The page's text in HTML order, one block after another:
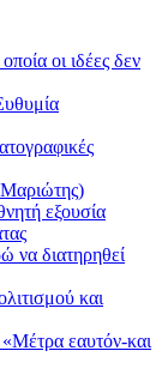
οι ιδέες δεν
εξουσία
να διατηρηθεί
και
εαυτόν-και